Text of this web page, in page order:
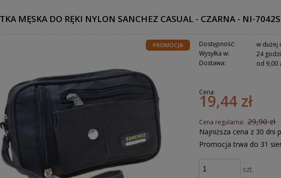
MĘSKA DO RĘKI NYLON SANCHEZ CASUAL - CZARNA - NI-7042S
PROMOCJA Dostępność:
w dużej
Wysyłka w:
24
Dostawa:
od 9,00
Cena:
19,44 zł
Cena regularna: 29,90 zł
Najniższa cena z 30 dni
Promocja trwa do 31
szt.